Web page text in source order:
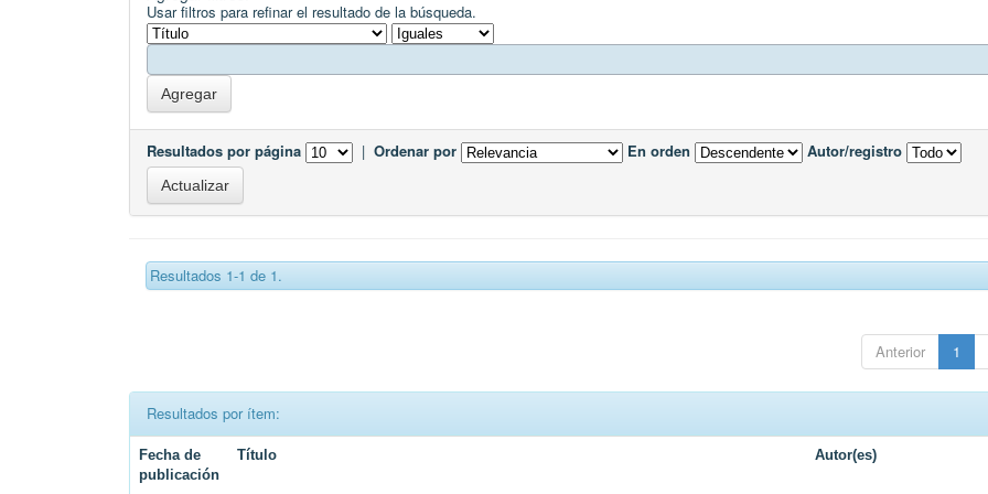
Usar filtros para refinar el resultado de la búsqueda.
Resultados por página | Ordenar por En orden Autor/registro
Resultados 1-1 de 1.
Anterior 1
Resultados por ítem:
Fecha de
publicación
Título Autor(es)